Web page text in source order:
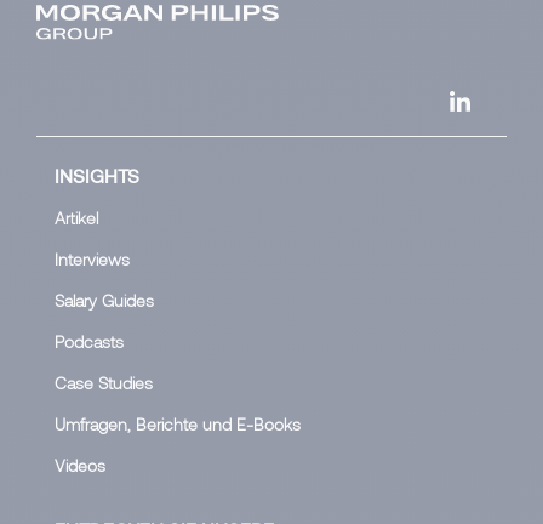
INSIGHTS
Artikel
Interviews
Salary Guides
Podcasts
Case Studies
Umfragen, Berichte und E-Books
Videos